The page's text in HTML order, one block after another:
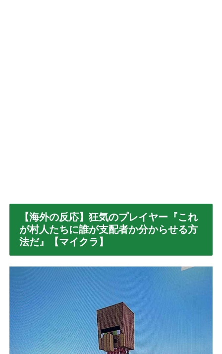
【海外の反応】狂気のプレイヤー『これ
が村人たちに誰が支配者か分からせる方
法だ』【マイクラ】